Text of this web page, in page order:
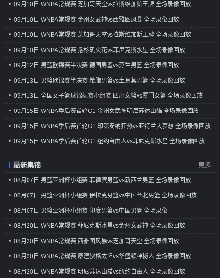
09月10日 WNBA常规赛 芝加哥天空vs拉斯维加斯王牌 全场录像回放
09月10日 WNBA常规赛 金州女武神vs西雅图风暴 全场录像回放
09月10日 WNBA常规赛 芝加哥天空vs拉斯维加斯王牌 全场录像回放
09月10日 WNBA常规赛 洛杉矶火花vs菲尼克斯水星 全场录像回放
09月12日 男篮欧锦赛半决赛 德国男篮vs芬兰男篮 全场录像回放
09月13日 男篮欧锦赛半决赛 希腊男篮vs土耳其男篮 全场录像回放
09月13日 全国女子篮球锦标赛小组赛 四川女篮vs厦门女篮 全场录像回放
09月15日 WNBA季后赛首轮G1 金州女武神明尼苏达山猫 全场录像回放
09月15日 WNBA季后赛首轮G1 印第安纳狂热vs亚特兰大梦想 全场录像回放
09月15日 WNBA季后赛首轮G1 纽约自由人vs菲尼克斯水星 全场录像回放
最新集锦 更多
08月07日 男篮亚洲杯小组赛 菲律宾男篮vs新西兰男篮 全场录像回放
08月07日 男篮亚洲杯小组赛 伊拉克男篮vs中国台北男篮 全场录像回放
08月07日 男篮亚洲杯小组赛 印度男篮vs中国男篮 全场录像
08月20日 WNBA常规赛 菲尼克斯水星vs金州女武神 全场录像回放
08月20日 WNBA常规赛 西雅图风暴vs芝加哥天空 全场录像回放
08月20日 WNBA常规赛 康涅狄格太阳vs华盛顿神秘人 全场录像回放
08月20日 WNBA常规赛 明尼苏达山猫vs纽约自由人 全场录像回放